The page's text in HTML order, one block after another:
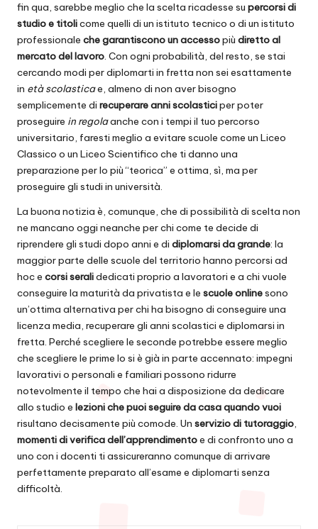
fin qua, sarebbe meglio che la scelta ricadesse su percorsi di
studio e titolicome quelli di un istituto tecnico o di un istituto
professionale che garantiscono un accessopiù diretto al
mercato del lavoro. Con ogni probabilità, del resto, se stai
cercando modi per diplomarti in fretta non sei esattamente
in età scolasticae, almeno di non aver bisogno
semplicemente di recuperare anni scolasticiper poter
proseguire in regolaanche con i tempi il tuo percorso
universitario, faresti meglio a evitare scuole come un Liceo
Classico o un Liceo Scientifico che ti danno una
preparazione per lo più “teorica” e ottima, sì, ma per
proseguire gli studi in università.
La buona notizia è, comunque, che di possibilità di scelta non
ne mancano oggi neanche per chi come te decide di
riprendere gli studi dopo anni e di diplomarsi da grande: la
maggior parte delle scuole del territorio hanno percorsi ad
hoc e corsi seralidedicati proprio a lavoratori e a chi vuole
conseguire la maturità da privatista e le scuole onlinesono
un’ottima alternativa per chi ha bisogno di conseguire una
licenza media, recuperare gli anni scolastici e diplomarsi in
fretta. Perché scegliere le seconde potrebbe essere meglio
che scegliere le prime lo si è già in parte accennato: impegni
lavorativi o personali e familiari possono ridurre
notevolmente il tempo che hai a disposizione da dedicare
allo studio e lezioni che puoi seguire da casa quando vuoi
risultano decisamente più comode. Un servizio di tutoraggio,
momenti di verifica dell’apprendimentoe di confronto uno a
uno con i docenti ti assicureranno comunque di arrivare
perfettamente preparato all’esame e diplomarti senza
difficoltà.